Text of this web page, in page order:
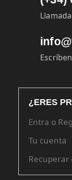
¿ERES
Entra o
Tu cuenta
Recuperar